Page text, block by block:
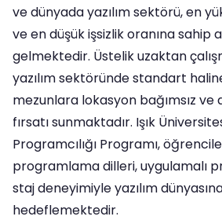
ve dünyada yazılım sektörü, en
ve en düşük işsizlik oranına sahip
gelmektedir. Üstelik uzaktan
yazılım sektöründe standart
mezunlara lokasyon bağımsız ve
fırsatı sunmaktadır. Işık
Programcılığı Programı,
programlama dilleri, uygulamalı
staj deneyimiyle yazılım
hedeflemektedir.